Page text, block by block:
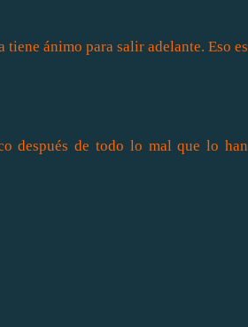
ánimo para salir adelante. Eso es
después de todo lo mal que lo han